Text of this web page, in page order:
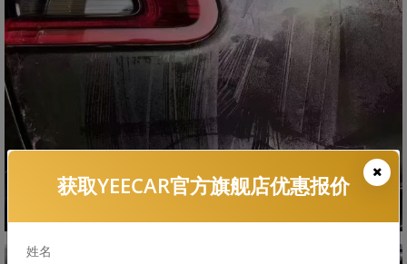
获取YEECAR官方旗舰店优惠报价
姓名